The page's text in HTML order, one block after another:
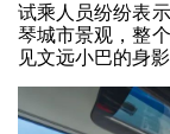
试乘人员纷纷表
琴城市景观，整
见文远小巴的身影